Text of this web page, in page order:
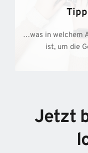
…was in welchem
ist, um die
Jetzt